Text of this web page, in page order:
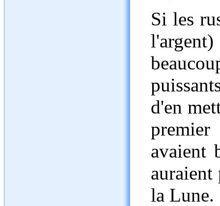
Si les
d'en
avaient
auraient
la Lune.